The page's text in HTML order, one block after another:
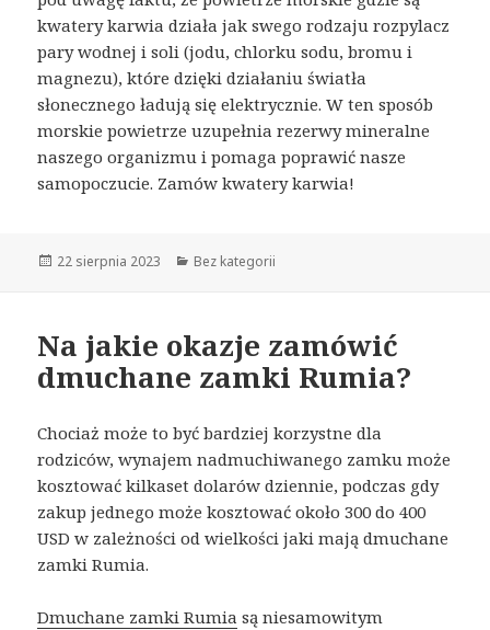
kwatery karwia działa jak swego rodzaju rozpylacz
pary wodnej i soli (jodu, chlorku sodu, bromu i
magnezu), które dzięki działaniu światła
słonecznego ładują się elektrycznie. W ten sposób
morskie powietrze uzupełnia rezerwy mineralne
naszego organizmu i pomaga poprawić nasze
samopoczucie. Zamów kwatery karwia!
Opublikowano
22 sierpnia 2023 Kategorie
Bez kategorii
Na jakie okazje zamówić
dmuchane zamki Rumia?
Chociaż może to być bardziej korzystne dla
rodziców, wynajem nadmuchiwanego zamku może
kosztować kilkaset dolarów dziennie, podczas gdy
zakup jednego może kosztować około 300 do 400
USD w zależności od wielkości jaki mają dmuchane
zamki Rumia.
Dmuchane zamki Rumia są niesamowitym